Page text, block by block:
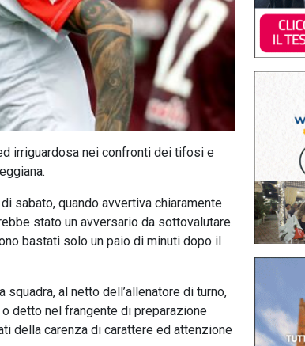
irriguardosa nei confronti dei tifosi e
sabato, quando avvertiva chiaramente
stato un avversario da sottovalutare.
bastati solo un paio di minuti dopo il
al netto dell’allenatore di turno,
detto nel frangente di preparazione
della carenza di carattere ed attenzione